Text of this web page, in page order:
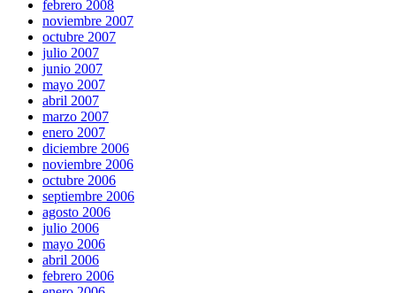
febrero 2008
noviembre 2007
octubre 2007
julio 2007
junio 2007
mayo 2007
abril 2007
marzo 2007
enero 2007
diciembre 2006
noviembre 2006
octubre 2006
septiembre 2006
agosto 2006
julio 2006
mayo 2006
abril 2006
febrero 2006